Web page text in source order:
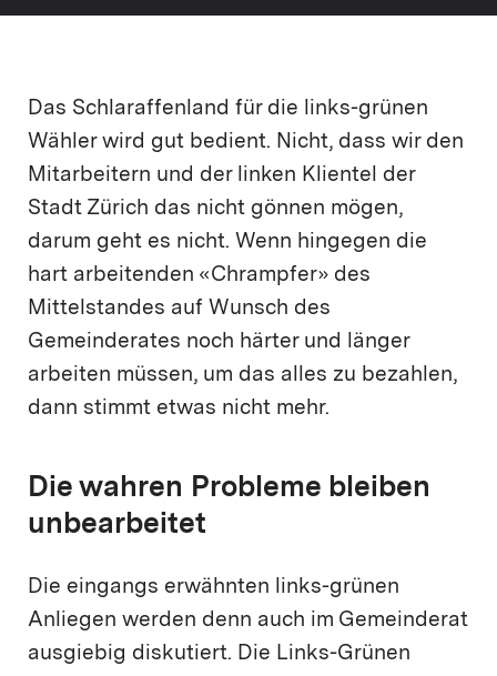
Das Schlaraffenland für die links-grünen
Wähler wird gut bedient. Nicht, dass wir den
Mitarbeitern und der linken Klientel der
Stadt Zürich das nicht gönnen mögen,
darum geht es nicht. Wenn hingegen die
hart arbeitenden «Chrampfer» des
Mittelstandes auf Wunsch des
Gemeinderates noch härter und länger
arbeiten müssen, um das alles zu bezahlen,
dann stimmt etwas nicht mehr.
Die wahren Probleme bleiben
unbearbeitet
Die eingangs erwähnten links-grünen
Anliegen werden denn auch im Gemeinderat
ausgiebig diskutiert. Die Links-Grünen